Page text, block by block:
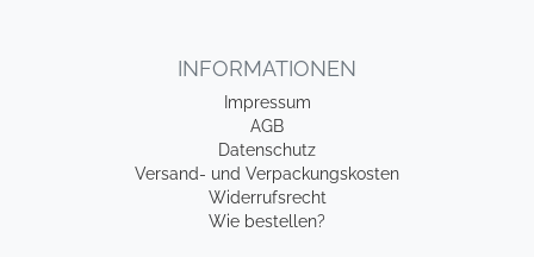
INFORMATIONEN
Impressum
AGB
Datenschutz
Versand- und Verpackungskosten
Widerrufsrecht
Wie bestellen?